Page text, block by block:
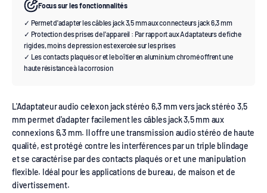
Focus sur les fonctionnalités
✓ Permet d'adapter les câbles jack 3,5 mm aux connecteurs jack 6,3 mm
✓ Protection des prises de l'appareil : Par rapport aux Adaptateurs de fiche
rigides, moins de pression est exercée sur les prises
✓ Les contacts plaqués or et le boîtier en aluminium chromé offrent une
haute résistance à la corrosion
L'Adaptateur audio celexon jack stéréo 6,3 mm vers jack stéréo 3,5
mm permet d'adapter facilement les câbles jack 3,5 mm aux
connexions 6,3 mm. Il offre une transmission audio stéréo de haute
qualité, est protégé contre les interférences par un triple blindage
et se caractérise par des contacts plaqués or et une manipulation
flexible. Idéal pour les applications de bureau, de maison et de
divertissement.